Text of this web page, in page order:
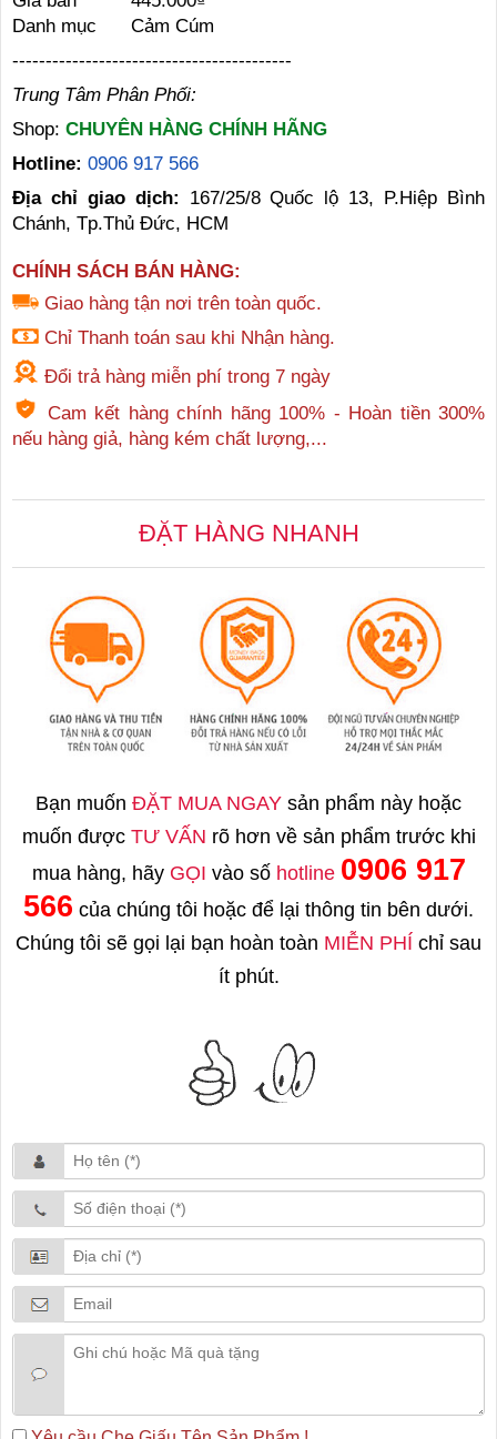
Danh mục
Cảm Cúm
------------------------------------------
Trung Tâm Phân Phối:
Shop: CHUYÊN HÀNG CHÍNH HÃNG
Hotline: 0906 917 566
Địa chỉ giao dịch: 167/25/8 Quốc lộ 13, P.Hiệp Bình
Chánh, Tp.Thủ Đức, HCM
CHÍNH SÁCH BÁN HÀNG:
Giao hàng tận nơi trên toàn quốc.
Chỉ Thanh toán sau khi Nhận hàng.
Đổi trả hàng miễn phí trong 7 ngày
Cam kết hàng chính hãng 100% - Hoàn tiền 300%
nếu hàng giả, hàng kém chất lượng,...
ĐẶT HÀNG NHANH
Bạn muốn ĐẶT MUA NGAY sản phẩm này hoặc
muốn được TƯ VẤN rõ hơn về sản phẩm trước khi
mua hàng, hãy GỌI vào số hotline 0906 917
566 của chúng tôi hoặc để lại thông tin bên dưới.
Chúng tôi sẽ gọi lại bạn hoàn toàn MIỄN PHÍ chỉ sau
ít phút.